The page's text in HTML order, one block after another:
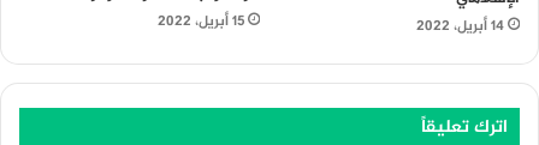
14 أبريل، 2022 15 أبريل، 2022
اترك تعليقاً